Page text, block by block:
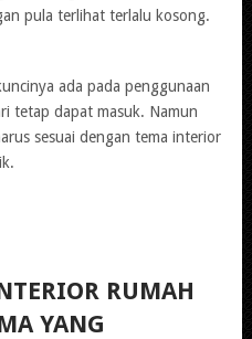
pula terlihat terlalu kosong.
ada pada penggunaan
tetap dapat masuk. Namun
sesuai dengan tema interior
RUMAH
YANG